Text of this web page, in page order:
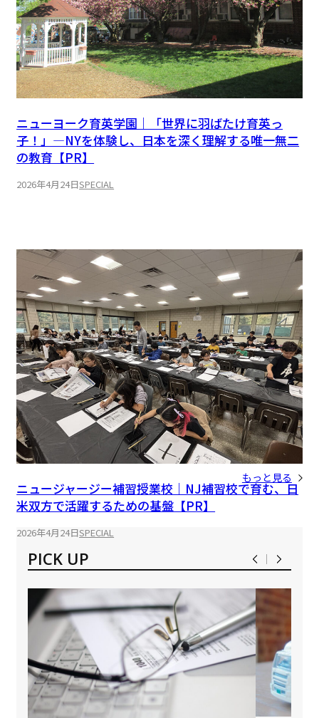
ニューヨーク育英学園｜「世界に羽ばたけ育英っ
子！」—NYを体験し、日本を深く理解する唯一無二
の教育【PR】
2026年4月24日SPECIAL
ニュージャージー補習授業校｜NJ補習校で育む、日
米双方で活躍するための基盤【PR】
2026年4月24日SPECIAL
もっと見る
PICK UP